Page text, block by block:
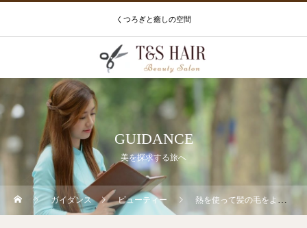
くつろぎと癒しの空間
GUIDANCE
美を探求する旅へ
ガイダンス ビューティー 熱を使って髪の毛をより綺麗にするヘアオイル🌿